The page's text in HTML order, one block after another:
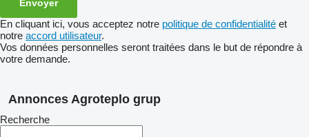
En cliquant ici, vous acceptez notre politique de confidentialité et
notre accord utilisateur.
Vos données personnelles seront traitées dans le but de répondre à
votre demande.
Annonces Agroteplo grup
Recherche